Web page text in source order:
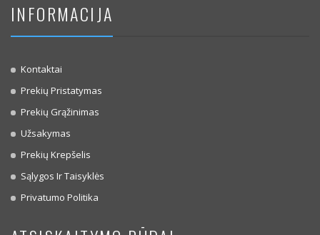
INFORMACIJA
Kontaktai
Prekių Pristatymas
Prekių Grąžinimas
Užsakymas
Prekių Krepšelis
Sąlygos Ir Taisyklės
Privatumo Politika